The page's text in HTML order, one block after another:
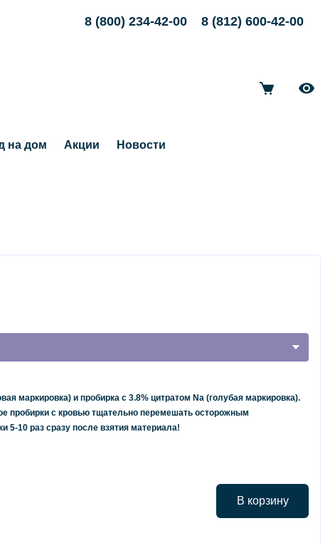
8 (800) 234-42-00 8 (812) 600-42-00
на дом Акции Новости
маркировка) и пробирка с 3.8% цитратом Na (голубая маркировка).
пробирки с кровью тщательно перемешать осторожным
5-10 раз сразу после взятия материала!
В корзину